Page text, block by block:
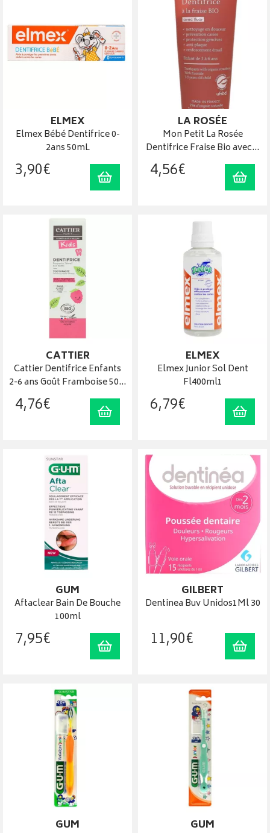
ELMEX
Elmex Bébé Dentifrice 0-
2ans 50mL
3,90€ Ajouter au panier
LA ROSÉE
Mon Petit La Rosée
Dentifrice Fraise Bio avec…
4,56€
CATTIER
Cattier Dentifrice Enfants
2-6 ans Goût Framboise 50…
4,76€ Ajouter au panier
ELMEX
Elmex Junior Sol Dent
Fl400ml1
6,79€
GUM
Aftaclear Bain De Bouche
100ml
7,95€ Ajouter au panier
GILBERT
Dentinea Buv Unidos1Ml 30
11,90€
GUM GUM